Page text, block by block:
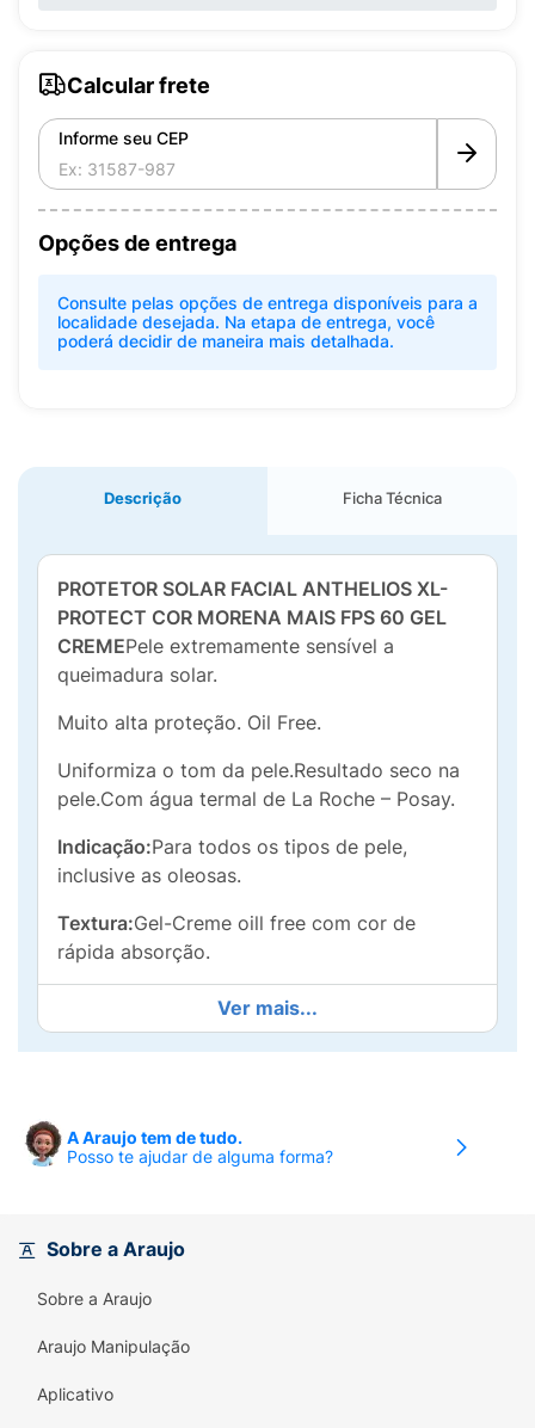
Calcular frete
Informe seu CEP
Opções de entrega
Consulte pelas opções de entrega disponíveis para a
localidade desejada. Na etapa de entrega, você
poderá decidir de maneira mais detalhada.
Descrição Ficha Técnica
PROTETOR SOLAR FACIAL ANTHELIOS XL-
PROTECT COR MORENA MAIS FPS 60 GEL
CREMEPele extremamente sensível a
queimadura solar.
Muito alta proteção. Oil Free.
Uniformiza o tom da pele.Resultado seco na
pele.Com água termal de La Roche – Posay.
Indicação:Para todos os tipos de pele,
inclusive as oleosas.
Textura:Gel-Creme oill free com cor de
rápida absorção.
Pele protegida e uniformizada,
com resultado seco.
La Roche-Posay, reconhecida por suas
propriedades hidratantes e suavizantes.
reforçada com complexo antioxidante de alta
eficácia, comprovada através de estudos
clínicos para garantir proteção de largo
induzidos por agentes externos.
Modo de usar:
Ver mais...
A Araujo tem de tudo.
Posso te ajudar de alguma forma?
Sobre a Araujo
Sobre a Araujo
Araujo Manipulação
Aplicativo